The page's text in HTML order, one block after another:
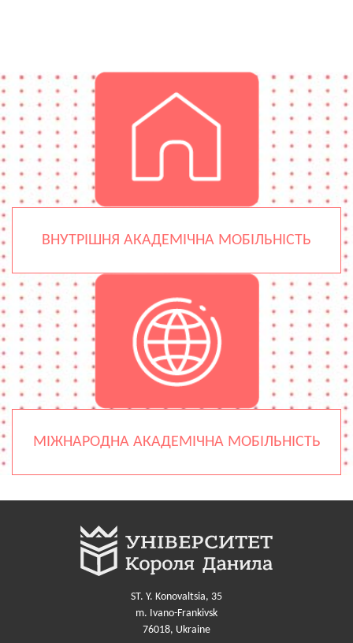
ВНУТРІШНЯ АКАДЕМІЧНА МОБІЛЬНІСТЬ
МІЖНАРОДНА АКАДЕМІЧНА МОБІЛЬНІСТЬ
ST. Y. Konovaltsia, 35
m. Ivano-Frankivsk
76018, Ukraine